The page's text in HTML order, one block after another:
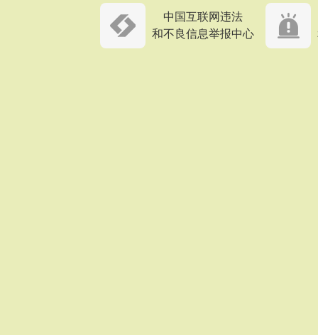
中国互联网违法
和不良信息举报中心